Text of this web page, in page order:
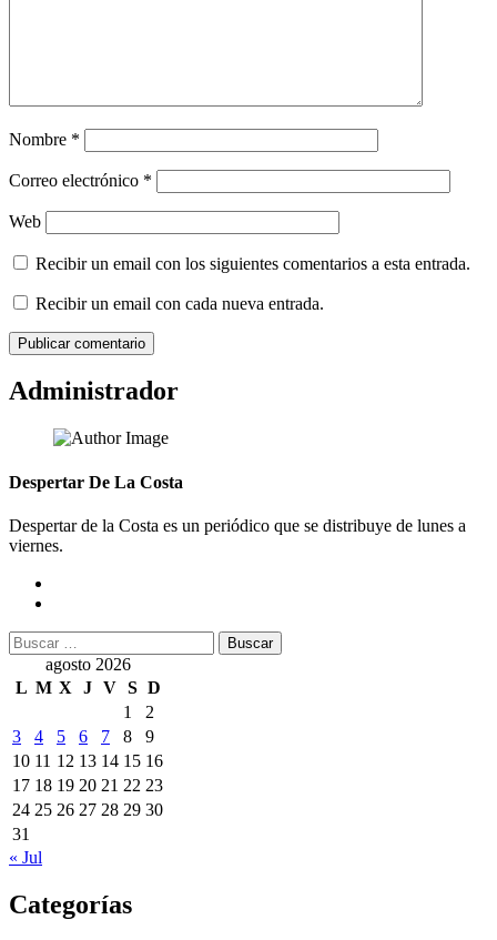
Nombre *
Correo electrónico *
Web
Recibir un email con los siguientes comentarios a esta entrada.
Recibir un email con cada nueva entrada.
Administrador
Despertar De La Costa
Despertar de la Costa es un periódico que se distribuye de lunes a
viernes.
Buscar:
agosto 2026
L M X J V S D
1
2
3
4 5 6 7 8
9
10 11 12 13 14 15 16
17 18 19 20 21 22 23
24 25 26 27 28 29 30
31
« Jul
Categorías